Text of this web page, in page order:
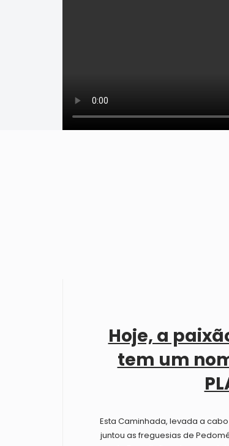
Hoje, a
tem um
Esta Caminhada, levada a cabo
juntou as freguesias de